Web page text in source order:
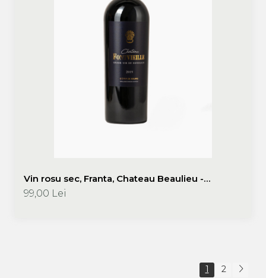
Vin rosu sec, Franta, Chateau Beaulieu -
Chateau Fontvieille 2019, Chateau Beaulieu
99,00 Lei
1 2